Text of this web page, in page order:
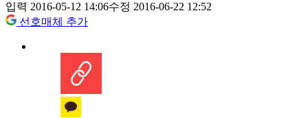
입력 2016-05-12 14:06수정 2016-06-22 12:52
선호매체 추가